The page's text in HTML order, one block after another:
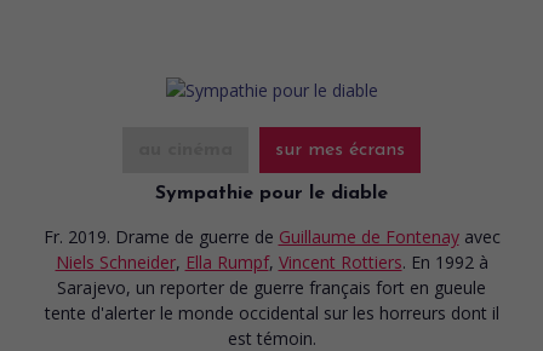
sur mes écrans
Sympathie pour le diable
Fr. 2019. Drame de guerre de Guillaume de Fontenay avec
Niels Schneider, Ella Rumpf, Vincent Rottiers. En 1992 à
Sarajevo, un reporter de guerre français fort en gueule
tente d'alerter le monde occidental sur les horreurs dont il
est témoin.